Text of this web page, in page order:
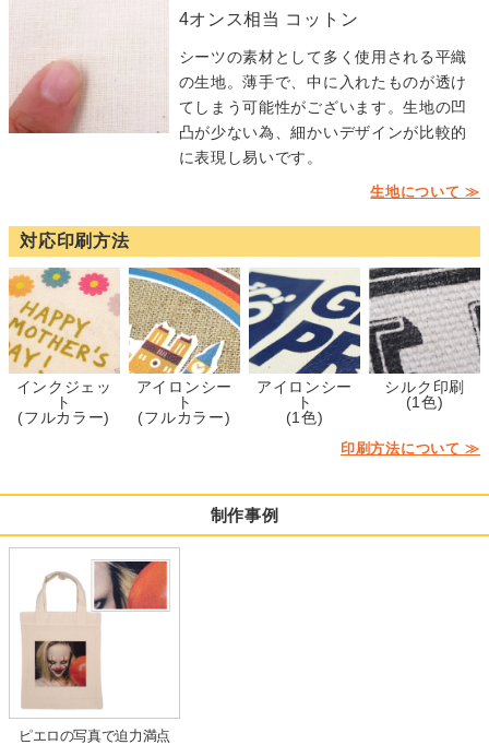
4オンス相当 コットン
シーツの素材として多く使用される平織
の生地。薄手で、中に入れたものが透け
てしまう可能性がございます。生地の凹
凸が少ない為、細かいデザインが比較的
に表現し易いです。
生地について ≫
対応印刷方法
インクジェッ
ト
(フルカラー)
アイロンシー
ト
(フルカラー)
アイロンシー
ト
(1色)
シルク印刷
(1色)
印刷方法について ≫
制作事例
ピエロの写真で迫力満点